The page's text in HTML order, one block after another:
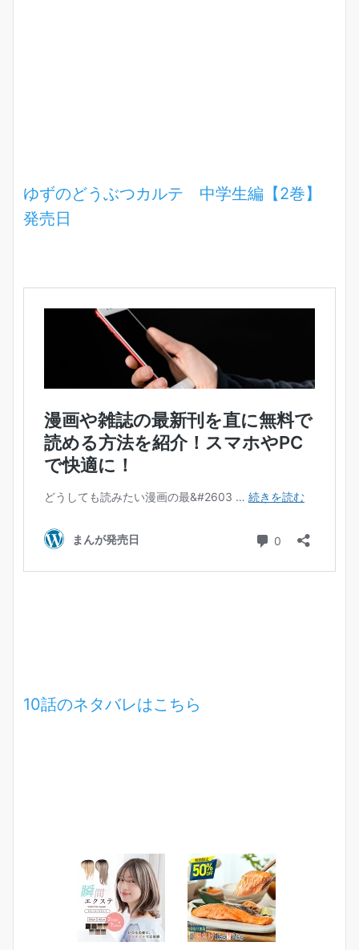
ゆずのどうぶつカルテ 中学生編【2巻】
発売日
10話のネタバレはこちら